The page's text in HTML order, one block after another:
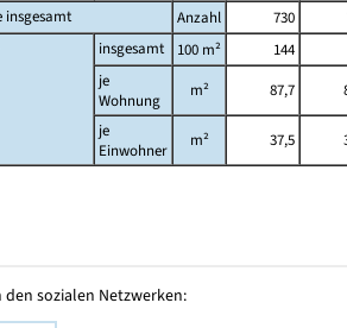
insgesamt
Anzahl 730
insgesamt 100 m² 144
je
Wohnung
m² 87,7
je
Einwohner
m² 37,5
sozialen Netzwerken: